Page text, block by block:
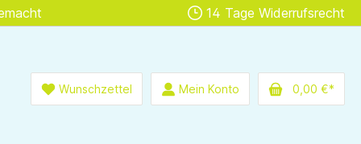
14 Tage Widerrufsrecht
Wunschzettel Mein Konto 0,00 €*